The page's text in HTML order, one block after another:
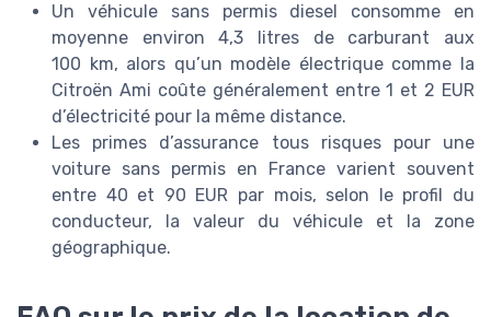
Un véhicule sans permis diesel consomme en
moyenne environ 4,3 litres de carburant aux
100 km, alors qu’un modèle électrique comme la
Citroën Ami coûte généralement entre 1 et 2 EUR
d’électricité pour la même distance.
Les primes d’assurance tous risques pour une
voiture sans permis en France varient souvent
entre 40 et 90 EUR par mois, selon le profil du
conducteur, la valeur du véhicule et la zone
géographique.